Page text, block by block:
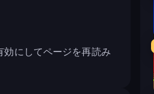
にしてページを再読み